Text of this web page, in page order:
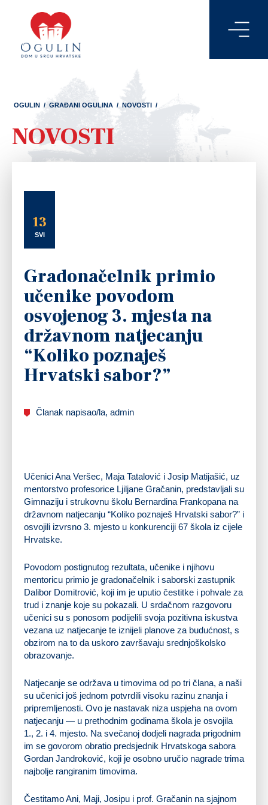
OGULIN / GRAĐANI OGULINA / NOVOSTI /
NOVOSTI
13
SVI
Gradonačelnik primio
učenike povodom
osvojenog 3. mjesta na
državnom natjecanju
“Koliko poznaješ
Hrvatski sabor?”
Članak napisao/la, admin
Učenici Ana Veršec, Maja Tatalović i Josip Matijašić, uz
mentorstvo profesorice Ljiljane Gračanin, predstavljali su
Gimnaziju i strukovnu školu Bernardina Frankopana na
državnom natjecanju “Koliko poznaješ Hrvatski sabor?” i
osvojili izvrsno 3. mjesto u konkurenciji 67 škola iz cijele
Hrvatske.
Povodom postignutog rezultata, učenike i njihovu
mentoricu primio je gradonačelnik i saborski zastupnik
Dalibor Domitrović, koji im je uputio čestitke i pohvale za
trud i znanje koje su pokazali. U srdačnom razgovoru
učenici su s ponosom podijelili svoja pozitivna iskustva
vezana uz natjecanje te iznijeli planove za budućnost, s
obzirom na to da uskoro završavaju srednjoškolsko
obrazovanje.
Natjecanje se održava u timovima od po tri člana, a naši
su učenici još jednom potvrdili visoku razinu znanja i
pripremljenosti. Ovo je nastavak niza uspjeha na ovom
natjecanju — u prethodnim godinama škola je osvojila
1., 2. i 4. mjesto. Na svečanoj dodjeli nagrada prigodnim
im se govorom obratio predsjednik Hrvatskoga sabora
Gordan Jandroković, koji je osobno uručio nagrade trima
najbolje rangiranim timovima.
Čestitamo Ani, Maji, Josipu i prof. Gračanin na sjajnom